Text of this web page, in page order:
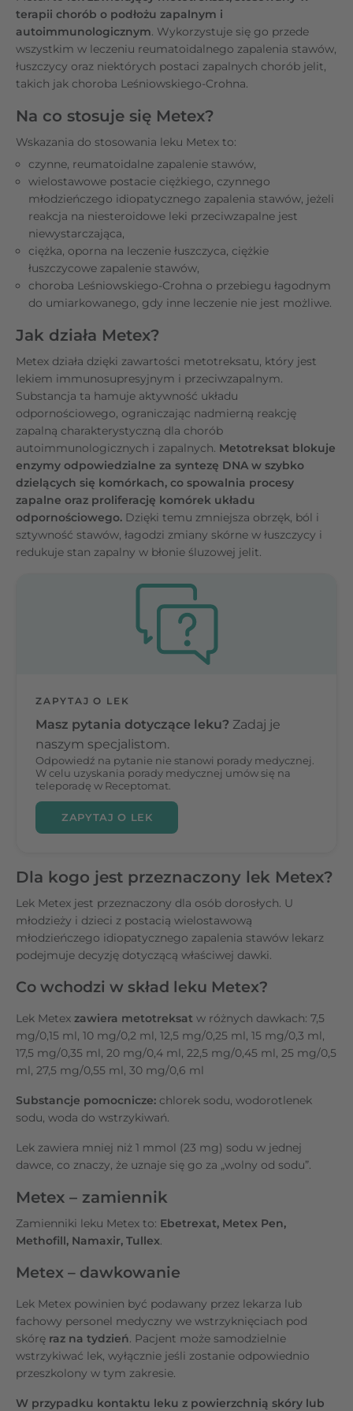
terapii chorób o podłożu zapalnym i
autoimmunologicznym. Wykorzystuje się go przede
wszystkim w leczeniu reumatoidalnego zapalenia stawów,
łuszczycy oraz niektórych postaci zapalnych chorób jelit,
takich jak choroba Leśniowskiego-Crohna.
Na co stosuje się Metex?
Wskazania do stosowania leku Metex to:
czynne, reumatoidalne zapalenie stawów,
wielostawowe postacie ciężkiego, czynnego
młodzieńczego idiopatycznego zapalenia stawów, jeżeli
reakcja na niesteroidowe leki przeciwzapalne jest
niewystarczająca,
ciężka, oporna na leczenie łuszczyca, ciężkie
łuszczycowe zapalenie stawów,
choroba Leśniowskiego-Crohna o przebiegu łagodnym
do umiarkowanego, gdy inne leczenie nie jest możliwe.
Jak działa Metex?
Metex działa dzięki zawartości metotreksatu, który jest
lekiem immunosupresyjnym i przeciwzapalnym.
Substancja ta hamuje aktywność układu
odpornościowego, ograniczając nadmierną reakcję
zapalną charakterystyczną dla chorób
autoimmunologicznych i zapalnych. Metotreksat blokuje
enzymy odpowiedzialne za syntezę DNA w szybko
dzielących się komórkach, co spowalnia procesy
zapalne oraz proliferację komórek układu
odpornościowego. Dzięki temu zmniejsza obrzęk, ból i
sztywność stawów, łagodzi zmiany skórne w łuszczycy i
redukuje stan zapalny w błonie śluzowej jelit.
ZAPYTAJ O LEK
Masz pytania dotyczące leku? Zadaj je
naszym specjalistom.
Odpowiedź na pytanie nie stanowi porady medycznej.
W celu uzyskania porady medycznej umów się na
teleporadę w Receptomat.
ZAPYTAJ O LEK
Dla kogo jest przeznaczony lek Metex?
Lek Metex jest przeznaczony dla osób dorosłych. U
młodzieży i dzieci z postacią wielostawową
młodzieńczego idiopatycznego zapalenia stawów lekarz
podejmuje decyzję dotyczącą właściwej dawki.
Co wchodzi w skład leku Metex?
Lek Metex zawiera metotreksat w różnych dawkach: 7,5
mg/0,15 ml, 10 mg/0,2 ml, 12,5 mg/0,25 ml, 15 mg/0,3 ml,
17,5 mg/0,35 ml, 20 mg/0,4 ml, 22,5 mg/0,45 ml, 25 mg/0,5
ml, 27,5 mg/0,55 ml, 30 mg/0,6 ml
Substancje pomocnicze: chlorek sodu, wodorotlenek
sodu, woda do wstrzykiwań.
Lek zawiera mniej niż 1 mmol (23 mg) sodu w jednej
dawce, co znaczy, że uznaje się go za „wolny od sodu”.
Metex – zamiennik
Zamienniki leku Metex to: Ebetrexat, Metex Pen,
Methofill, Namaxir, Tullex.
Metex – dawkowanie
Lek Metex powinien być podawany przez lekarza lub
fachowy personel medyczny we wstrzyknięciach pod
skórę raz na tydzień. Pacjent może samodzielnie
wstrzykiwać lek, wyłącznie jeśli zostanie odpowiednio
przeszkolony w tym zakresie.
W przypadku kontaktu leku z powierzchnią skóry lub